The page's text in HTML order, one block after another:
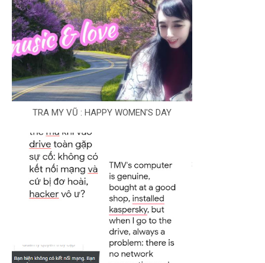
TRA MY VŨ : HAPPY WOMEN'S DAY